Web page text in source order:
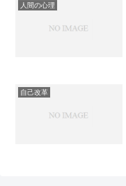
人間の心理
自己改革